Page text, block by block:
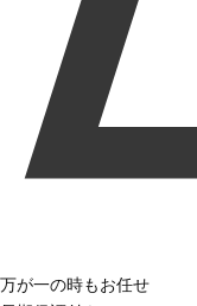
万が一の時もお任せ